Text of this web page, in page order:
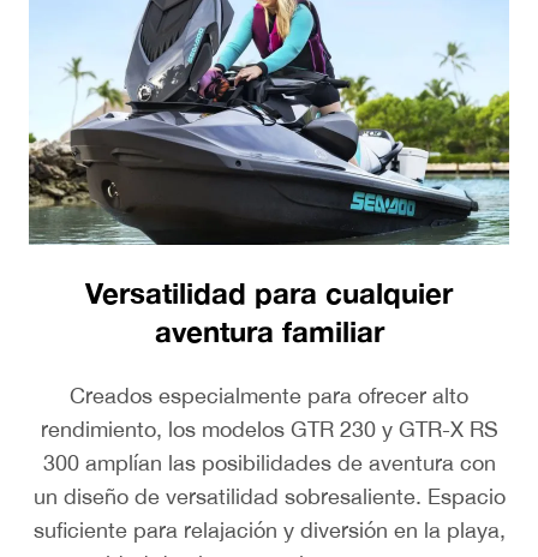
Versatilidad para cualquier
aventura familiar
Creados especialmente para ofrecer alto
rendimiento, los modelos GTR 230 y GTR-X RS
300 amplían las posibilidades de aventura con
un diseño de versatilidad sobresaliente. Espacio
suficiente para relajación y diversión en la playa,